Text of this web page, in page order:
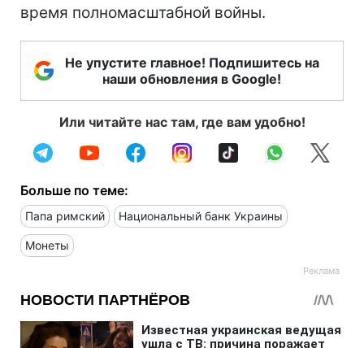
время полномасштабной войны.
Не упустите главное! Подпишитесь на
наши обновления в Google!
Или читайте нас там, где вам удобно!
Больше по теме:
Папа римский Национальный банк Украины
Монеты